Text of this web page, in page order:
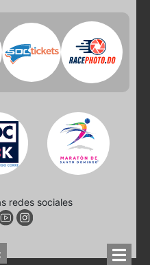
redes sociales